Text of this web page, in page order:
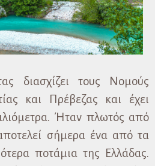
διασχίζει τους Νομούς
και Πρέβεζας και έχει
Ήταν πλωτός από
σήμερα ένα από τα
ποτάμια της Ελλάδας.